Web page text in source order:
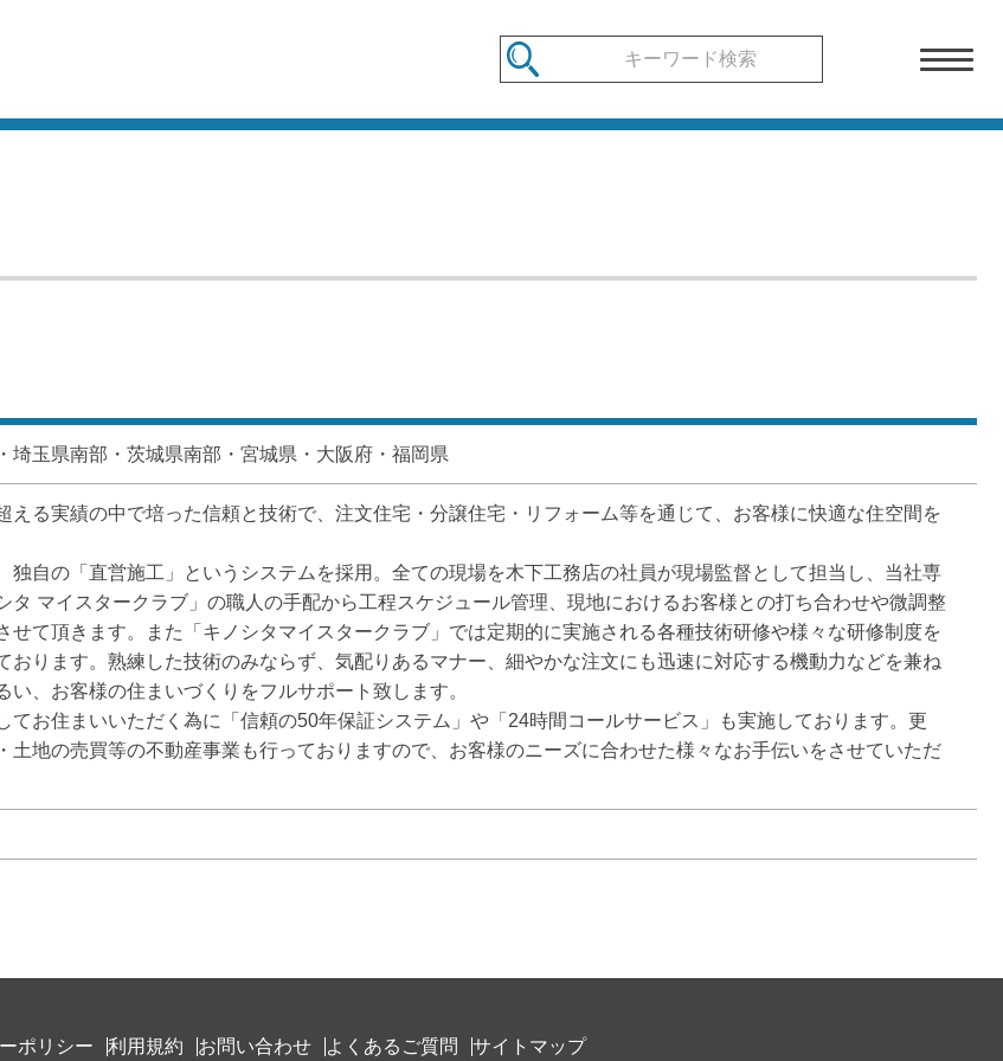
埼玉県南部・茨城県南部・宮城県・大阪府・福岡県
る実績の中で培った信頼と技術で、注文住宅・分譲住宅・リフォーム等を通じて、お客様に快適な住空間を
自の「直営施工」というシステムを採用。全ての現場を木下工務店の社員が現場監督として担当し、当社専
タ マイスタークラブ」の職人の手配から工程スケジュール管理、現地におけるお客様との打ち合わせや微調整
せて頂きます。また「キノシタマイスタークラブ」では定期的に実施される各種技術研修や様々な研修制度を
おります。熟練した技術のみならず、気配りあるマナー、細やかな注文にも迅速に対応する機動力などを兼ね
い、お客様の住まいづくりをフルサポート致します。
お住まいいただく為に「信頼の50年保証システム」や「24時間コールサービス」も実施しております。更
土地の売買等の不動産事業も行っておりますので、お客様のニーズに合わせた様々なお手伝いをさせていただ
ポリシー 利用規約 お問い合わせ よくあるご質問 サイトマップ